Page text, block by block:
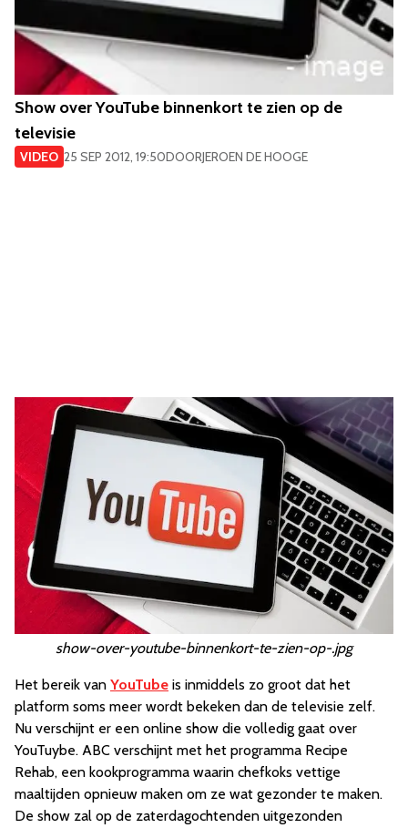
Show over YouTube binnenkort te zien op de
televisie
VIDEO 25 SEP 2012, 19:50DOORJEROEN DE HOOGE
show-over-youtube-binnenkort-te-zien-op-.jpg
Het bereik van YouTube is inmiddels zo groot dat het
platform soms meer wordt bekeken dan de televisie zelf.
Nu verschijnt er een online show die volledig gaat over
YouTuybe. ABC verschijnt met het programma Recipe
Rehab, een kookprogramma waarin chefkoks vettige
maaltijden opnieuw maken om ze wat gezonder te maken.
De show zal op de zaterdagochtenden uitgezonden